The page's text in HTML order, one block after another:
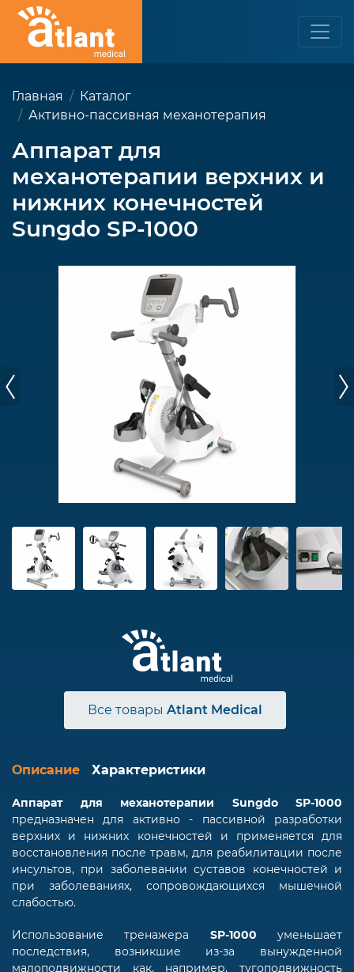
Главная
Каталог
Активно-пассивная механотерапия
Аппарат для
механотерапии верхних и
нижних конечностей
Sungdo SP-1000
Все товары Atlant Medical
Описание Характеристики
Аппарат для механотерапии Sungdo SP-1000
предназначен для активно - пассивной разработки
верхних и нижних конечностей и применяется для
восстановления после травм, для реабилитации после
инсультов, при заболевании суставов конечностей и
при заболеваниях, сопровождающихся мышечной
слабостью.
Использование тренажера SP-1000 уменьшает
последствия, возникшие из-за вынужденной
малоподвижности как, например, тугоподвижность